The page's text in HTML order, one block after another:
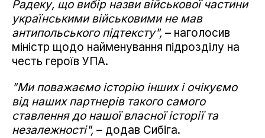
Радеку, що вибір назви військової частини
українськими військовими не мав
антипольського підтексту", – наголосив
міністр щодо найменування підрозділу на
честь героїв УПА.
"Ми поважаємо історію інших і очікуємо
від наших партнерів такого самого
ставлення до нашої власної історії та
незалежності", – додав Сибіга.